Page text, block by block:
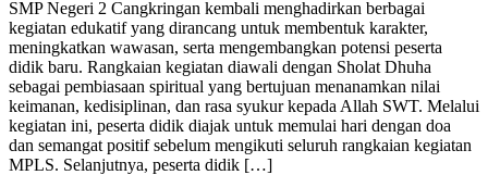
SMP Negeri 2 Cangkringan kembali menghadirkan berbagai
kegiatan edukatif yang dirancang untuk membentuk karakter,
meningkatkan wawasan, serta mengembangkan potensi peserta
didik baru. Rangkaian kegiatan diawali dengan Sholat Dhuha
sebagai pembiasaan spiritual yang bertujuan menanamkan nilai
keimanan, kedisiplinan, dan rasa syukur kepada Allah SWT. Melalui
kegiatan ini, peserta didik diajak untuk memulai hari dengan doa
dan semangat positif sebelum mengikuti seluruh rangkaian kegiatan
MPLS. Selanjutnya, peserta didik […]